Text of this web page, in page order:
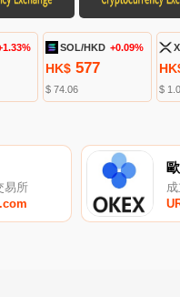
SOL/HKD +0.09%
HK$ 577
$ 74.06 $
易所